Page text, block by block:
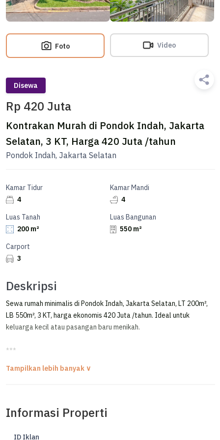
Foto Video
Disewa
Rp 420 Juta
Kontrakan Murah di Pondok Indah, Jakarta
Selatan, 3 KT, Harga 420 Juta /tahun
Pondok Indah, Jakarta Selatan
Kamar Tidur
4
Kamar Mandi
4
Luas Tanah
200 m²
Luas Bangunan
550 m²
Carport
3
Deskripsi
Sewa rumah minimalis di Pondok Indah, Jakarta Selatan, LT 200m²,
LB 550m², 3 KT, harga ekonomis 420 Juta /tahun. Ideal untuk
keluarga kecil atau pasangan baru menikah.
***
Indah
PONDOK INDAH - JAKARTA SELATAN
AREA TENANG, JALAN LEBAR 3 MOBIL
Informasi Properti
ID Iklan